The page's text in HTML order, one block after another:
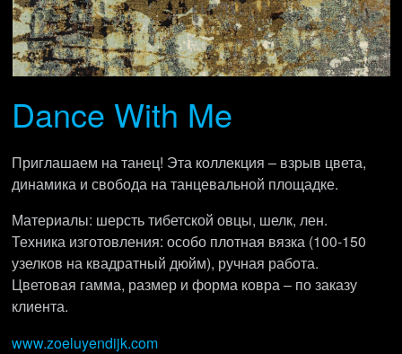
Dance With Me
Приглашаем на танец! Эта коллекция – взрыв цвета,
динамика и свобода на танцевальной площадке.
Материалы: шерсть тибетской овцы, шелк, лен.
Техника изготовления: особо плотная вязка (100-150
узелков на квадратный дюйм), ручная работа.
Цветовая гамма, размер и форма ковра – по заказу
клиента.
www.zoeluyendijk.com